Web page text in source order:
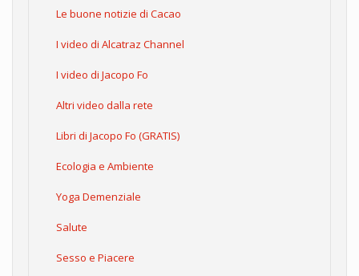
Le buone notizie di Cacao
I video di Alcatraz Channel
I video di Jacopo Fo
Altri video dalla rete
Libri di Jacopo Fo (GRATIS)
Ecologia e Ambiente
Yoga Demenziale
Salute
Sesso e Piacere